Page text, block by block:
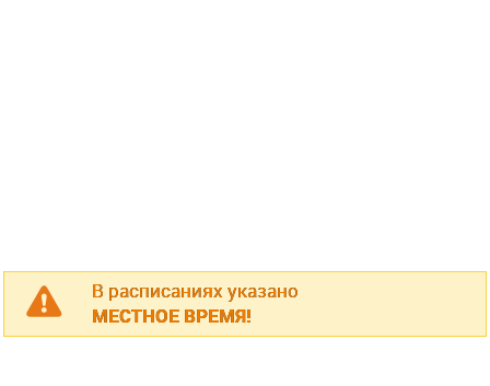
В расписаниях указано
МЕСТНОЕ ВРЕМЯ!